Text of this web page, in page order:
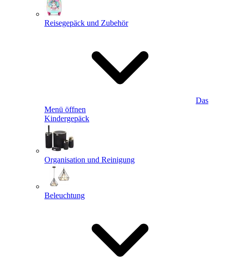
Reisegepäck und Zubehör
Das
Menü öffnen
Kindergepäck
Organisation und Reinigung
Beleuchtung